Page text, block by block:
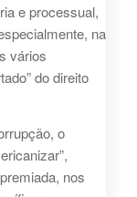
e processual,
na
vários
do direito
o
nos